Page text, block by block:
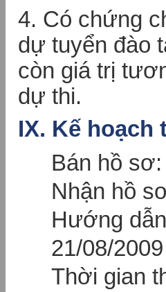
4. Có chứng
dự tuyển đào
còn giá trị
dự thi.
IX. Kế hoạch
Bán hồ
Nhận hồ
Hướng
21/08/2009
Thời gian